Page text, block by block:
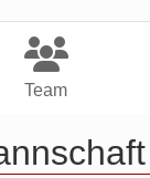
Team